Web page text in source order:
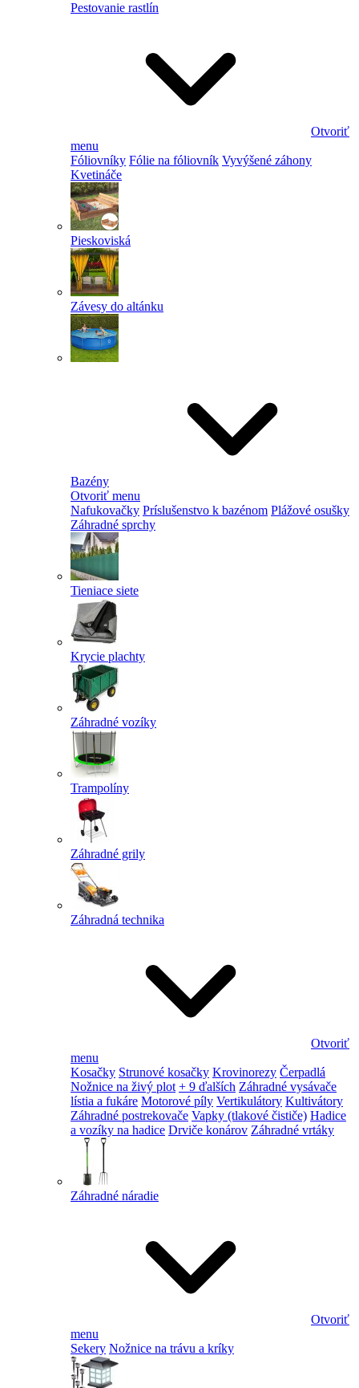
Pestovanie rastlín
Otvoriť
menu
Fóliovníky Fólie na fóliovník Vyvýšené záhony
Kvetináče
Pieskoviská
Závesy do altánku
Bazény
Otvoriť menu
Nafukovačky Príslušenstvo k bazénom Plážové osušky
Záhradné sprchy
Tieniace siete
Krycie plachty
Záhradné vozíky
Trampolíny
Záhradné grily
Záhradná technika
Otvoriť
menu
Kosačky Strunové kosačky Krovinorezy Čerpadlá
Nožnice na živý plot + 9 ďalších Záhradné vysávače
lístia a fukáre Motorové píly Vertikulátory Kultivátory
Záhradné postrekovače Vapky (tlakové čističe) Hadice
a vozíky na hadice Drviče konárov Záhradné vrtáky
Záhradné náradie
Otvoriť
menu
Sekery Nožnice na trávu a kríky